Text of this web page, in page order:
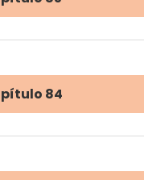
84